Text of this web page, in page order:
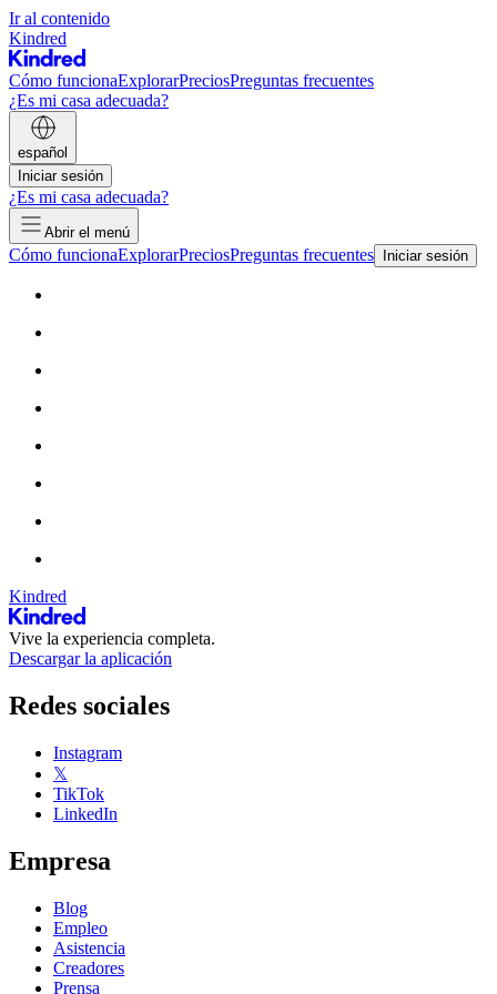
Ir al contenido
Kindred
Cómo funcionaExplorarPreciosPreguntas frecuentes
¿Es mi casa adecuada?
español
Iniciar sesión
¿Es mi casa adecuada?
Abrir el menú
Cómo funcionaExplorarPreciosPreguntas frecuentes Iniciar sesión
Kindred
Vive la experiencia completa.
Descargar la aplicación
Redes sociales
Instagram
𝕏
TikTok
LinkedIn
Empresa
Blog
Empleo
Asistencia
Creadores
Prensa